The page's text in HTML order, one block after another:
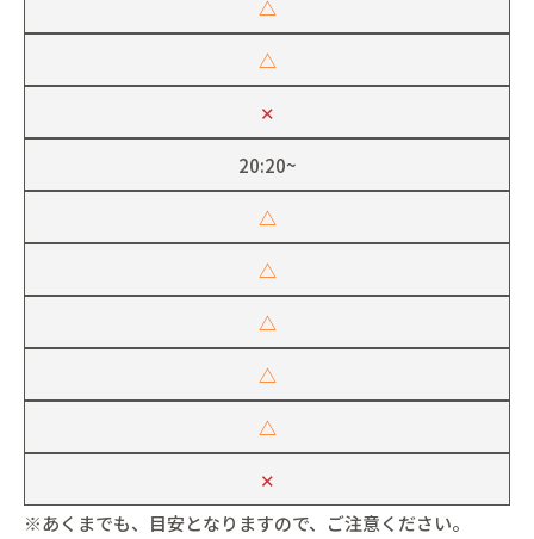
△
△
✕
20:20~
△
△
△
△
△
✕
※あくまでも、目安となりますので、ご注意ください。